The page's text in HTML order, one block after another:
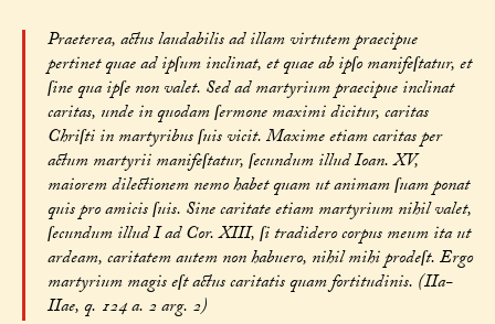
Praeterea, actus laudabilis ad illam virtutem praecipue
pertinet quae ad ipſum inclinat, et quae ab ipſo manifeſtatur, et
ſine qua ipſe non valet. Sed ad martyrium praecipue inclinat
caritas, unde in quodam ſermone maximi dicitur, caritas
Chriſti in martyribus ſuis vicit. Maxime etiam caritas per
actum martyrii manifeſtatur, ſecundum illud Ioan. XV,
maiorem dilectionem nemo habet quam ut animam ſuam ponat
quis pro amicis ſuis. Sine caritate etiam martyrium nihil valet,
ſecundum illud I ad Cor. XIII, ſi tradidero corpus meum ita ut
ardeam, caritatem autem non habuero, nihil mihi prodeſt. Ergo
martyrium magis eſt actus caritatis quam fortitudinis. (IIa-
IIae, q. 124 a. 2 arg. 2)